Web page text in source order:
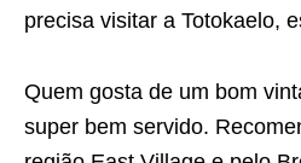
precisa visitar a Totokaelo,
Quem gosta de um bom
super bem servido.